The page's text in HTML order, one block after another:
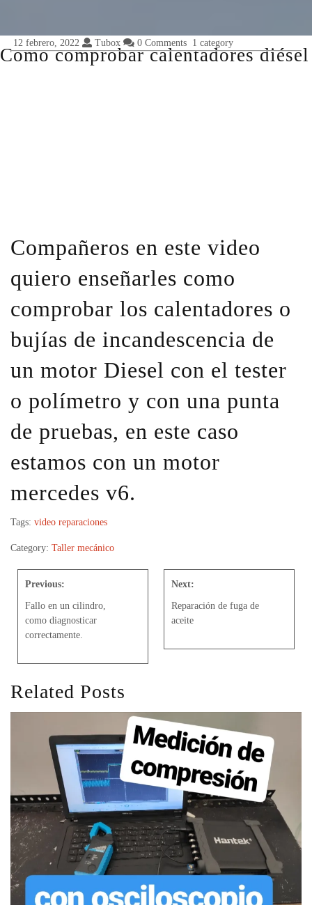
Como comprobar calentadores diésel
12 febrero, 2022 Tubox 0 Comments 1 category
Compañeros en este video
quiero enseñarles como
comprobar los calentadores o
bujías de incandescencia de
un motor Diesel con el tester
o polímetro y con una punta
de pruebas, en este caso
estamos con un motor
mercedes v6.
Tags: video reparaciones
Category: Taller mecánico
Previous:
Fallo en un cilindro,
como diagnosticar
correctamente.
Next:
Reparación de fuga de
aceite
Related Posts